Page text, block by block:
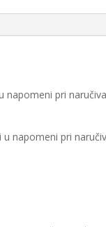
pri
napomeni pri